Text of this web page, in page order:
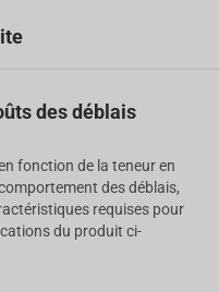
des déblais
fonction de la teneur en
des déblais,
requises pour
du produit ci-